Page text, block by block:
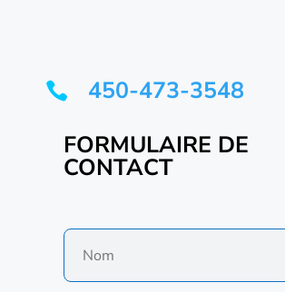

450-473-3548
FORMULAIRE DE
CONTACT